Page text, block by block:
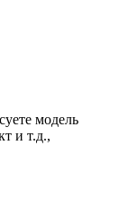
модель
и т.д.,